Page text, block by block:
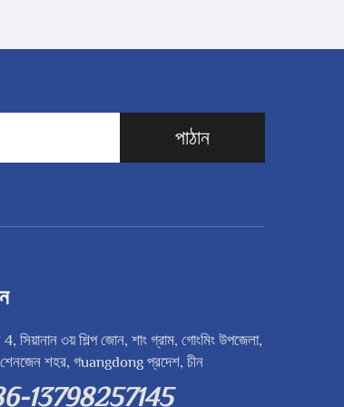
পাঠান
৩য় শিল্প জোন, শাং গ্রাম, গোংমিং উপজেলা,
শেনজেন শহর, গuangdong প্রদেশ, চীন
13798257145